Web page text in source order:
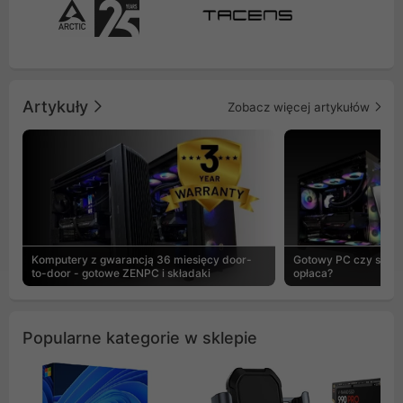
Artykuły Zobacz więcej artykułów
Komputery z gwarancją 36 miesięcy door-
to-door - gotowe ZENPC i składaki
Gotowy PC czy
opłaca?
Popularne kategorie w sklepie